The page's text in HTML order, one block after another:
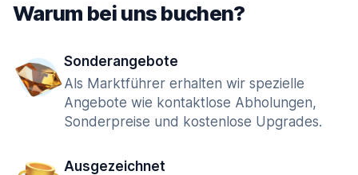
Warum bei uns buchen?
Sonderangebote
Als Marktführer erhalten wir spezielle
Angebote wie kontaktlose Abholungen,
Sonderpreise und kostenlose Upgrades.
Ausgezeichnet